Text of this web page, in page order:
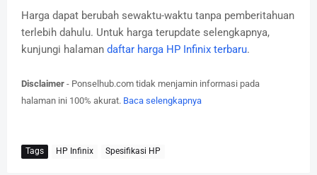
Harga dapat berubah sewaktu-waktu tanpa pemberitahuan
terlebih dahulu. Untuk harga terupdate selengkapnya,
kunjungi halaman daftar harga HP Infinix terbaru.
Disclaimer - Ponselhub.com tidak menjamin informasi pada
halaman ini 100% akurat. Baca selengkapnya
Tags HP Infinix Spesifikasi HP